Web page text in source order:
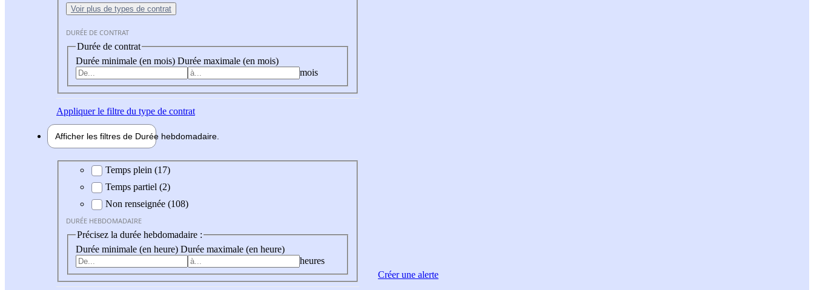
Voir plus de types de contrat
DURÉE DE CONTRAT
Durée de contrat
Durée minimale (en mois) Durée maximale (en mois)
mois
Appliquerle filtre du type de contrat
Afficher les filtres de Durée hebdomadaire
Durée hebdomadaire
Temps plein (17)
Temps partiel (2)
Non renseignée (108)
DURÉE HEBDOMADAIRE
Précisez la durée hebdomadaire :
Durée minimale (en heure) Durée maximale (en heure)
heures
Créer une alerte